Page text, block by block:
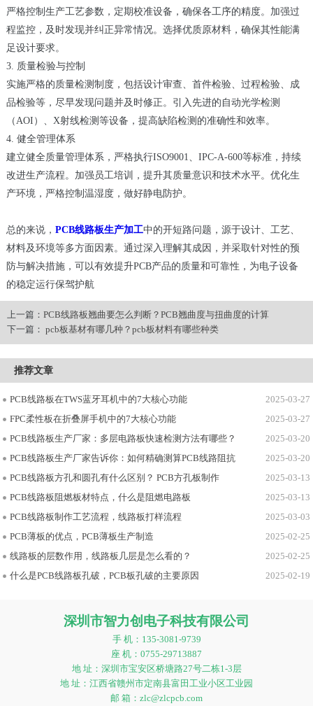
严格控制生产工艺参数，定期校准设备，确保各工序的精度。加强过
程监控，及时发现并纠正异常情况。选择优质原材料，确保其性能满
足设计要求。
3. 质量检验与控制
实施严格的质量检测制度，包括设计审查、首件检验、过程检验、成
品检验等，尽早发现问题并及时修正。引入先进的自动光学检测
（AOI）、X射线检测等设备，提高缺陷检测的准确性和效率。
4. 健全管理体系
建立健全质量管理体系，严格执行ISO9001、IPC-A-600等标准，持续
改进生产流程。加强员工培训，提升其质量意识和技术水平。优化生
产环境，严格控制温湿度，做好静电防护。
总的来说， PCB线路板生产加工中的开短路问题，源于设计、工艺、
材料及环境等多方面因素。通过深入理解其成因，并采取针对性的预
防与解决措施，可以有效提升PCB产品的质量和可靠性，为电子设备
的稳定运行保驾护航
上一篇： PCB线路板翘曲要怎么判断？PCB翘曲度与扭曲度的计算
下一篇： pcb板基材有哪几种？pcb板材料有哪些种类
推荐文章
2025-03-27
PCB线路板在TWS蓝牙耳机中的7大核心功能
2025-03-27
FPC柔性板在折叠屏手机中的7大核心功能
2025-03-20
PCB线路板生产厂家：多层电路板快速检测方法有哪些？
2025-03-20
PCB线路板生产厂家告诉你：如何精确测算PCB线路阻抗
2025-03-13
PCB线路板方孔和圆孔有什么区别？ PCB方孔板制作
2025-03-13
PCB线路板阻燃板材特点，什么是阻燃电路板
2025-03-03
PCB线路板制作工艺流程，线路板打样流程
2025-02-25
PCB薄板的优点，PCB薄板生产制造
2025-02-25
线路板的层数作用，线路板几层是怎么看的？
2025-02-19
什么是PCB线路板孔破，PCB板孔破的主要原因
深圳市智力创电子科技有限公司
手 机：135-3081-9739
座 机：0755-29713887
地 址：深圳市宝安区桥塘路27号二栋1-3层
地 址：江西省赣州市定南县富田工业小区工业园
邮 箱：zlc@zlcpcb.com